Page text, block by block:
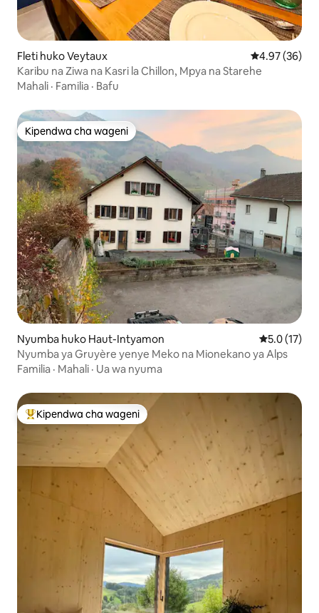
Fleti huko Veytaux Ukadiriaji wa
4.97 (36)
Karibu na Ziwa na Kasri la Chillon, Mpya na Starehe
Mahali · Familia · Bafu
Kipendwa cha wageni
Kipendwa cha wageni
Nyumba huko Haut-Intyamon Ukadiriaji
5.0 (17)
Nyumba ya Gruyère yenye Meko na Mionekano ya Alps
Familia · Mahali · Ua wa nyuma
Kipendwa maarufu cha wageni
Kipendwa cha wageni